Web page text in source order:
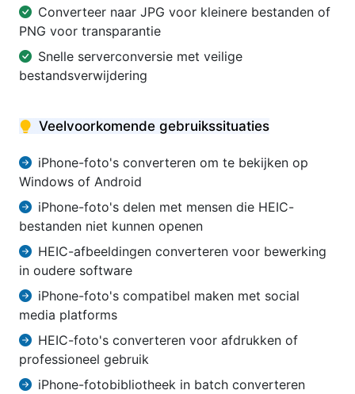
Converteer naar JPG voor kleinere bestanden of
PNG voor transparantie
Snelle serverconversie met veilige
bestandsverwijdering
Veelvoorkomende gebruikssituaties
iPhone-foto's converteren om te bekijken op
Windows of Android
iPhone-foto's delen met mensen die HEIC-
bestanden niet kunnen openen
HEIC-afbeeldingen converteren voor bewerking
in oudere software
iPhone-foto's compatibel maken met social
media platforms
HEIC-foto's converteren voor afdrukken of
professioneel gebruik
iPhone-fotobibliotheek in batch converteren